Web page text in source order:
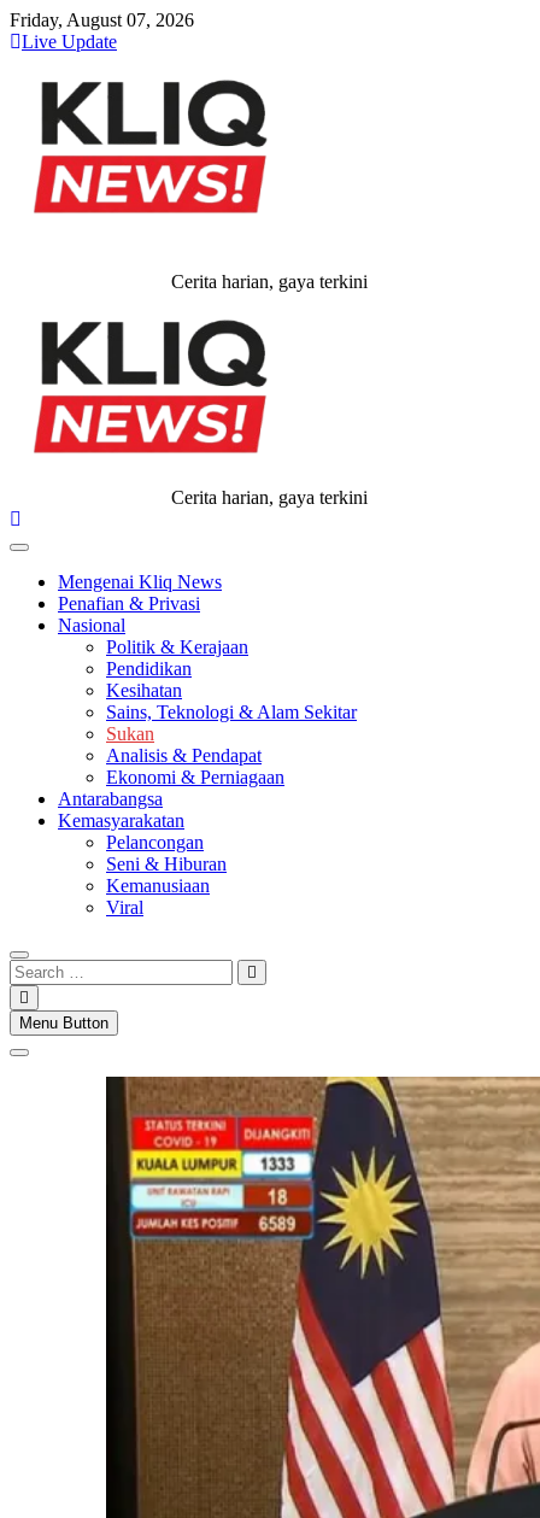
Skip
to
Friday, August 07, 2026
Live Update
Cerita harian, gaya terkini
Cerita harian, gaya terkini
Mengenai Kliq News
Penafian & Privasi
Nasional
Politik & Kerajaan
Pendidikan
Kesihatan
Sains, Teknologi & Alam Sekitar
Sukan
Analisis & Pendapat
Ekonomi & Perniagaan
Antarabangsa
Kemasyarakatan
Pelancongan
Seni & Hiburan
Kemanusiaan
Viral
Search
…
Menu Button